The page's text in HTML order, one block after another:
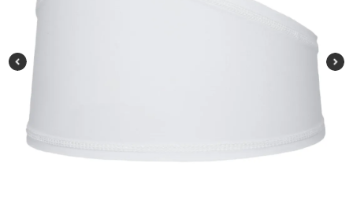
オーダーの
製作事例
お客様の声
コラム